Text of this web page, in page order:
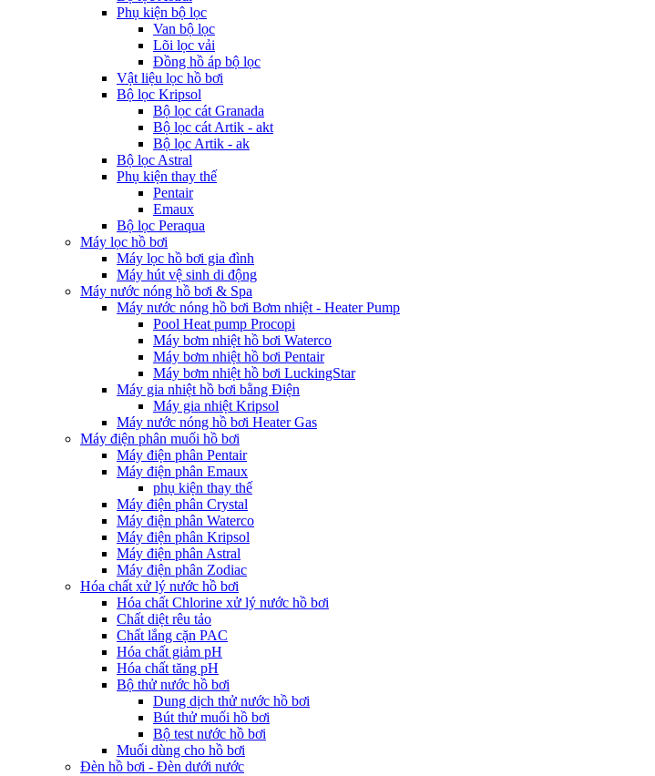
Phụ kiện bộ lọc
Van bộ lọc
Lõi lọc vải
Đồng hồ áp bộ lọc
Vật liệu lọc hồ bơi
Bộ lọc Kripsol
Bộ lọc cát Granada
Bộ lọc cát Artik - akt
Bộ lọc Artik - ak
Bộ lọc Astral
Phụ kiện thay thế
Pentair
Emaux
Bộ lọc Peraqua
Máy lọc hồ bơi
Máy lọc hồ bơi gia đình
Máy hút vệ sinh di động
Máy nước nóng hồ bơi & Spa
Máy nước nóng hồ bơi Bơm nhiệt - Heater Pump
Pool Heat pump Procopi
Máy bơm nhiệt hồ bơi Waterco
Máy bơm nhiệt hồ bơi Pentair
Máy bơm nhiệt hồ bơi LuckingStar
Máy gia nhiệt hồ bơi bằng Điện
Máy gia nhiệt Kripsol
Máy nước nóng hồ bơi Heater Gas
Máy điện phân muối hồ bơi
Máy điện phân Pentair
Máy điện phân Emaux
phụ kiện thay thế
Máy điện phân Crystal
Máy điện phân Waterco
Máy điện phân Kripsol
Máy điện phân Astral
Máy điện phân Zodiac
Hóa chất xử lý nước hồ bơi
Hóa chất Chlorine xử lý nước hồ bơi
Chất diệt rêu tảo
Chất lắng cặn PAC
Hóa chất giảm pH
Hóa chất tăng pH
Bộ thử nước hồ bơi
Dung dịch thử nước hồ bơi
Bút thử muối hồ bơi
Bộ test nước hồ bơi
Muối dùng cho hồ bơi
Đèn hồ bơi - Đèn dưới nước